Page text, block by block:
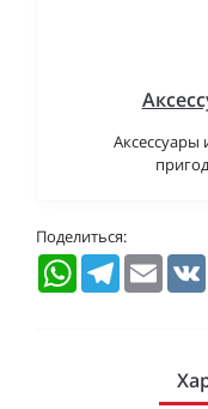
Аксессуары
Поделиться:
WhatsAppTelegramEmail